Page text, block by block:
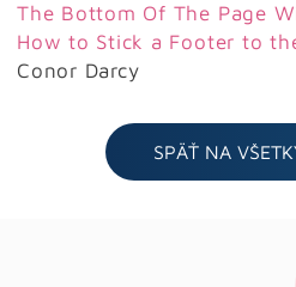
The Bottom Of The Page
How to Stick a Footer to
Conor Darcy
SPÄŤ NA